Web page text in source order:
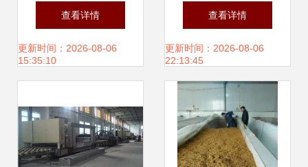
元增资子公司新能
源科技，加速技术
查看详情
更新时间：2026-08-06
15:35:10
市场全景 供应、求
购与技术转让信息
指南
查看详情
更新时间：2026-08-06
22:13:45